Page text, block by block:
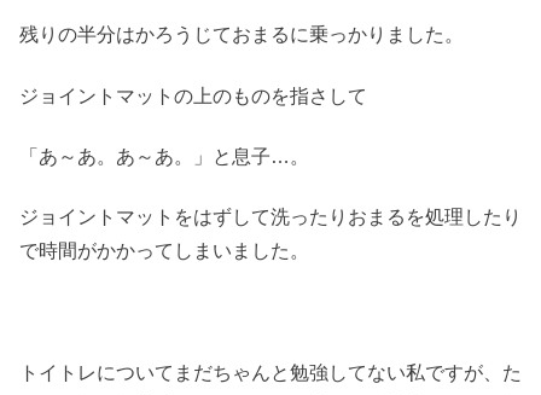
残りの半分はかろうじておまるに乗っかりました。
ジョイントマットの上のものを指さして
「あ～あ。あ～あ。」と息子…。
ジョイントマットをはずして洗ったりおまるを処理したり
で時間がかかってしまいました。
トイトレについてまだちゃんと勉強してない私ですが、た